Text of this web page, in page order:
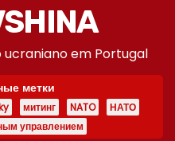
em Portugal
метки
митинг NATO
НАТО
управлением